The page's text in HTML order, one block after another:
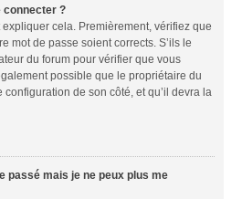
connecter ?
cela. Premièrement, vérifiez que
mot de passe soient corrects. S’ils le
du forum pour vérifier que vous
possible que le propriétaire du
de son côté, et qu’il devra la
passé mais je ne peux plus me